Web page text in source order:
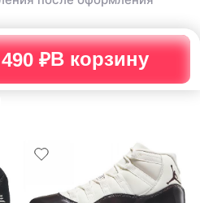
₽В корзину